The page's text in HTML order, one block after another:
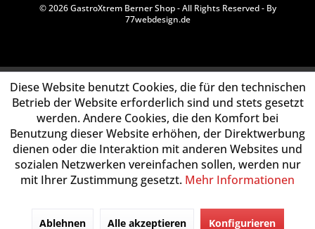
© 2026 GastroXtrem Berner Shop - All Rights Reserved - By
77webdesign.de
Diese Website benutzt Cookies, die für den technischen
Betrieb der Website erforderlich sind und stets gesetzt
werden. Andere Cookies, die den Komfort bei
Benutzung dieser Website erhöhen, der Direktwerbung
dienen oder die Interaktion mit anderen Websites und
sozialen Netzwerken vereinfachen sollen, werden nur
mit Ihrer Zustimmung gesetzt. Mehr Informationen
Ablehnen Alle akzeptieren Konfigurieren